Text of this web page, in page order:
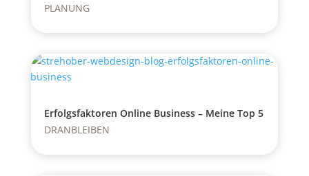
PLANUNG
Erfolgsfaktoren Online Business – Meine Top 5
DRANBLEIBEN